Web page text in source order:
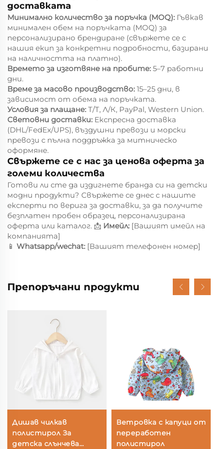
доставката
Минимално количество за поръчка (MOQ): Гъвкав
минимален обем на поръчката (MOQ) за
персонализирано брендиране (свържете се с
нашия екип за конкретни подробности, базирани
на наличността на платно).
Времето за изготвяне на пробите: 5–7 работни
дни.
Време за масово производство: 15–25 дни, в
зависимост от обема на поръчката.
Условия за плащане: Т/Т, Л/К, PayPal, Western Union.
Световни доставки: Експресна доставка
(DHL/FedEx/UPS), въздушни превози и морски
превози с пълна поддръжка за митническо
оформяне.
Свържете се с нас за ценова оферта за
големи количества
Готови ли сте да издигнете бранда си на детски
модни продукти? Свържете се днес с нашите
експерти по верига за доставки, за да получите
безплатен пробен образец, персонализирана
оферта или каталог. 📩 Имейл: [Вашият имейл на
компанията]
📱 Whatsapp/wechat: [Вашият телефонен номер]
Препоръчани продукти
Дишав чилкав
полистирол За
детска слънчева
Ветровка с капуци от
переработен
полистирол